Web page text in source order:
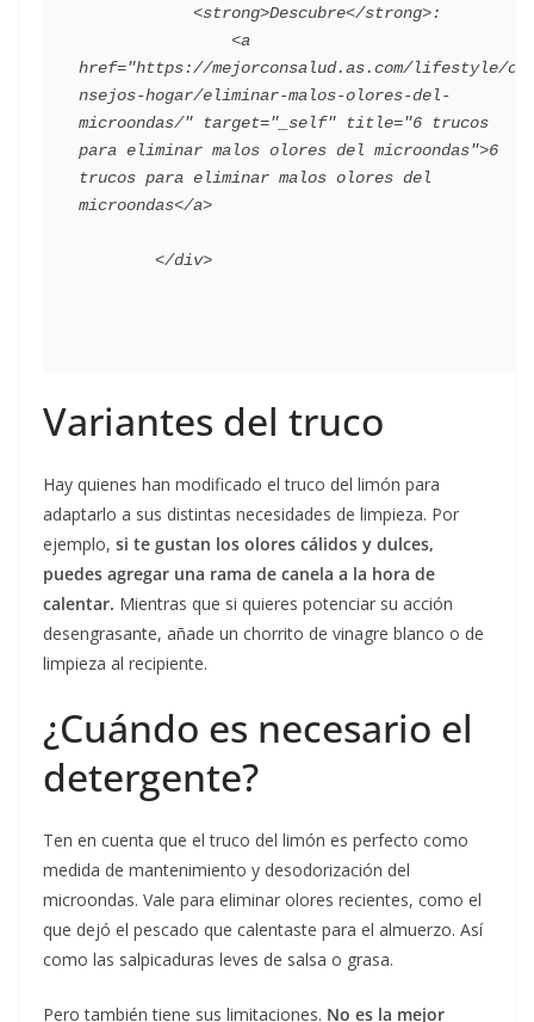
href="https://mejorconsalud.as.com/lifestyle/co
nsejos-hogar/eliminar-malos-olores-del-
microondas/" target="_self" title="6 trucos
para eliminar malos olores del microondas">6
trucos para eliminar malos olores del
microondas</a>
Variantes del truco
Hay quienes han modificado el truco del limón para
adaptarlo a sus distintas necesidades de limpieza. Por
ejemplo, si te gustan los olores cálidos y dulces,
puedes agregar una rama de canela a la hora de
calentar. Mientras que si quieres potenciar su acción
desengrasante, añade un chorrito de vinagre blanco o de
limpieza al recipiente.
¿Cuándo es necesario el
detergente?
Ten en cuenta que el truco del limón es perfecto como
medida de mantenimiento y desodorización del
microondas. Vale para eliminar olores recientes, como el
que dejó el pescado que calentaste para el almuerzo. Así
como las salpicaduras leves de salsa o grasa.
Pero también tiene sus limitaciones. No es la mejor